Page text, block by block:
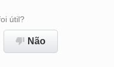
esta empresa
útil?
Não